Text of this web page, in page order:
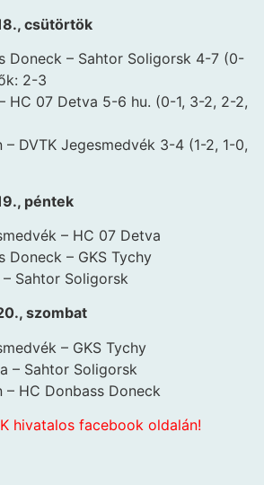
csütörtök
Doneck – Sahtor Soligorsk 4-7 (0-
2-3
HC 07 Detva 5-6 hu. (0-1, 3-2, 2-2,
– DVTK Jegesmedvék 3-4 (1-2, 1-0,
péntek
– HC 07 Detva
Doneck – GKS Tychy
Sahtor Soligorsk
szombat
– GKS Tychy
– Sahtor Soligorsk
– HC Donbass Doneck
hivatalos facebook oldalán!